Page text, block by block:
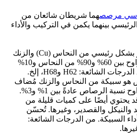
مرصصهما شريطان شائعان من
بينهما يكمن في التركيب والأداء
1. يتكون النحاس الأصفر بشكل رئيسي من النحاس (Cu) والزنك
(Zn)، بنسبة مشتركة تتراوح بين 60% و90% من النحاس و10%
هو سبيكة من النحاس والزنك مُضاف
إليها الرصاص (Pb)، وتتراوح نسبة الرصاص عادةً بين 1% و3%.
يحتوي أيضًا على كميات قليلة من
والنيكل والقصدير، وغيرها. تُحسّن
السبيكة. من الدرجات الشائعة: